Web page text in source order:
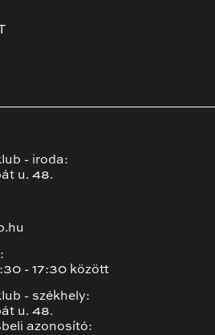
- iroda:
u. 48.
- 17:30 között
- székhely:
u. 48.
azonosító: